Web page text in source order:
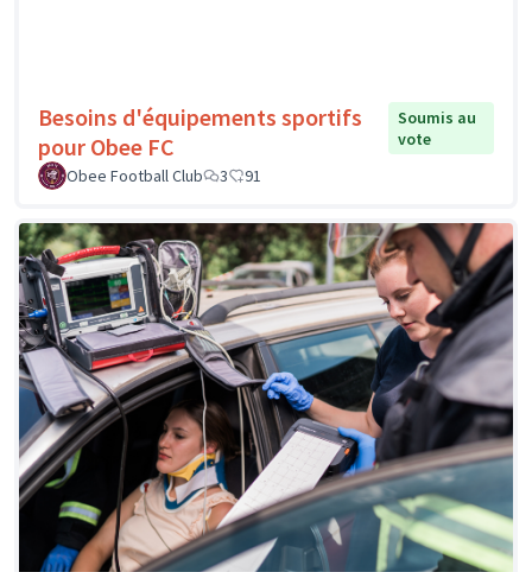
Besoins d'équipements sportifs
pour Obee FC
Soumis au
vote
Obee Football Club
3 91